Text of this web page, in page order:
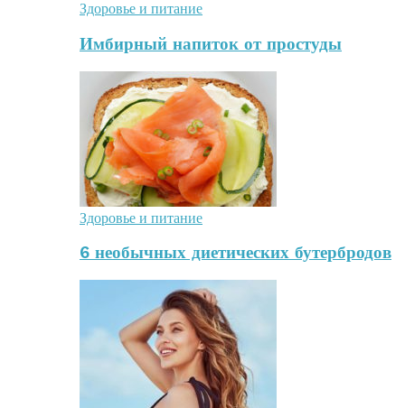
Здоровье и питание
Имбирный напиток от простуды
Здоровье и питание
6 необычных диетических бутербродов